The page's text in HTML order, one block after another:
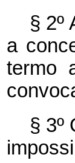
§ 2º
a
termo
§ 3º